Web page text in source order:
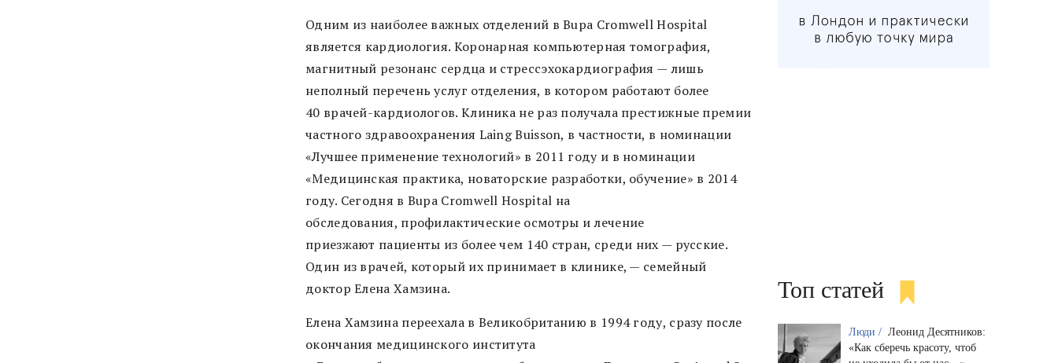
Одним из наиболее важных отделений в Bupa Cromwell Hospital
является кардиология. Коронарная компьютерная томография,
магнитный резонанс сердца и стрессэхокардиография — лишь
неполный перечень услуг отделения, в котором работают более
40 врачей-кардиологов. Клиника не раз получала престижные премии
частного здравоохранения Laing Buisson, в частности, в номинации
«Лучшее применение технологий» в 2011 году и в номинации
«Медицинская практика, новаторские разработки, обучение» в 2014
году. Сегодня в Bupa Cromwell Hospital на
обследования, профилактические осмотры и лечение
приезжают пациенты из более чем 140 стран, среди них — русские.
Один из врачей, который их принимает в клинике, — семейный
доктор Елена Хамзина.
Елена Хамзина переехала в Великобританию в 1994 году, сразу после
окончания медицинского института
Топ статей
Люди / Леонид Десятников:
«Как сберечь красоту, чтоб